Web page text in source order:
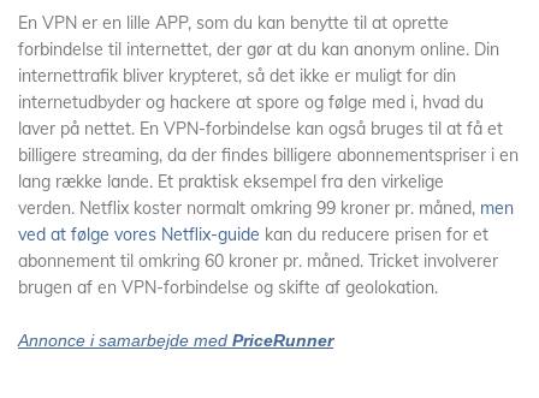
En VPN er en lille APP, som du kan benytte til at oprette
forbindelse til internettet, der gør at du kan anonym online. Din
internettrafik bliver krypteret, så det ikke er muligt for din
internetudbyder og hackere at spore og følge med i, hvad du
laver på nettet. En VPN-forbindelse kan også bruges til at få et
billigere streaming, da der findes billigere abonnementspriser i en
lang række lande. Et praktisk eksempel fra den virkelige
verden. Netflix koster normalt omkring 99 kroner pr. måned, men
ved at følge vores Netflix-guide kan du reducere prisen for et
abonnement til omkring 60 kroner pr. måned. Tricket involverer
brugen af en VPN-forbindelse og skifte af geolokation.
Annonce i samarbejde med PriceRunner